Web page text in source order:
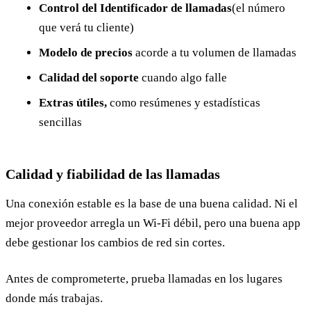
Control del Identificador de llamadas(el número
que verá tu cliente)
Modelo de precios acorde a tu volumen de llamadas
Calidad del soporte cuando algo falle
Extras útiles, como resúmenes y estadísticas
sencillas
Calidad y fiabilidad de las llamadas
Una conexión estable es la base de una buena calidad. Ni el
mejor proveedor arregla un Wi-Fi débil, pero una buena app
debe gestionar los cambios de red sin cortes.
Antes de comprometerte, prueba llamadas en los lugares
donde más trabajas.